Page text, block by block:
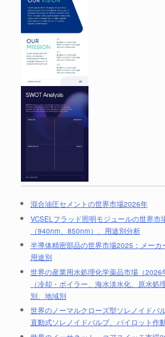
混合油圧セメントの世界市場2026年
VCSELフラッド照明モジュールの世界市
（940nm、850nm）、用途別分析
半導体精密部品の世界市場2025：メーカ
用途別
世界の産業用水処理化学薬品市場（
（冷却・ボイラー、海水淡水化、原水処
別、地域別
世界のノーマルクローズ型ソレノイドバ
直動式ソレノイドバルブ、パイロット作